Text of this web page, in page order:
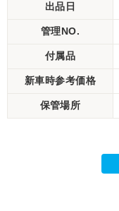
出品日
管理NO.
付属品
新車時参考価格
保管場所